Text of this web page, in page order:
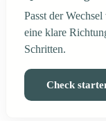
Passt der
eine klare
Schritten.
Check